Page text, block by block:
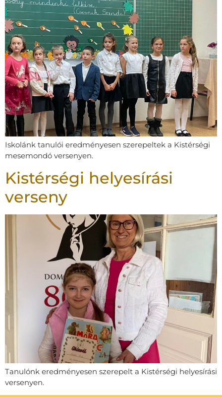
Iskolánk tanulói eredményesen szerepeltek a Kistérségi
mesemondó versenyen.
Kistérségi helyesírási
verseny
Tanulónk eredményesen szerepelt a Kistérségi helyesírási
versenyen.